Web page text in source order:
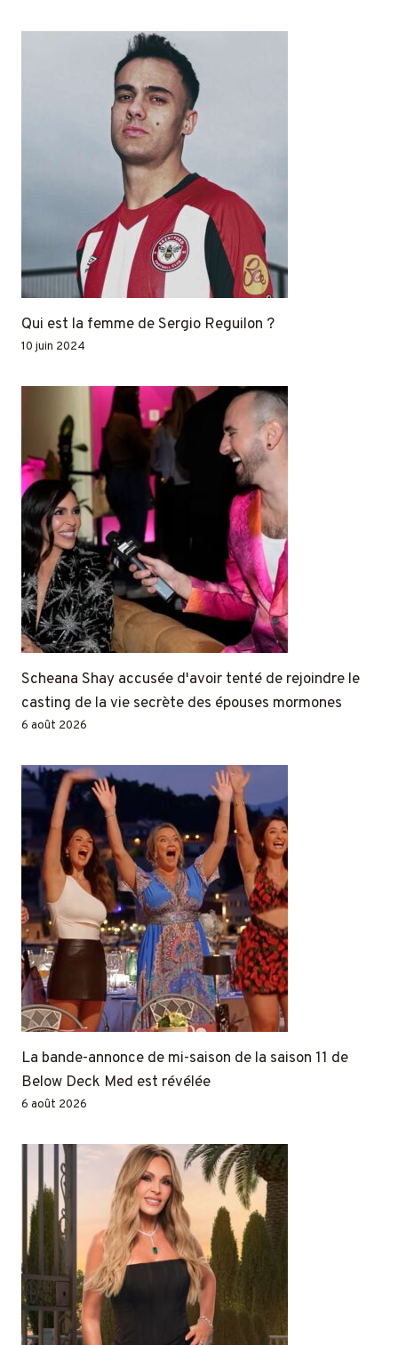
Qui est la femme de Sergio Reguilon ?
10 juin 2024
Scheana Shay accusée d'avoir tenté de rejoindre le
casting de la vie secrète des épouses mormones
6 août 2026
La bande-annonce de mi-saison de la saison 11 de
Below Deck Med est révélée
6 août 2026